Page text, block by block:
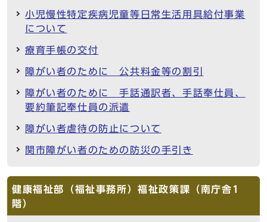
小児慢性特定疾病児童等日常生活用具給付事業
について
療育手帳の交付
障がい者のために 公共料金等の割引
障がい者のために 手話通訳者、手話奉仕員、
要約筆記奉仕員の派遣
障がい者虐待の防止について
関市障がい者のための防災の手引き
健康福祉部（福祉事務所）福祉政策課（南庁舎1
階）